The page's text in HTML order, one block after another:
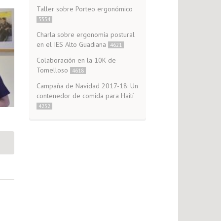
Taller sobre Porteo ergonómico
5354
Charla sobre ergonomía postural
en el IES Alto Guadiana
4621
Colaboración en la 10K de
Tomelloso
4618
Campaña de Navidad 2017-18: Un
contenedor de comida para Haití
4252